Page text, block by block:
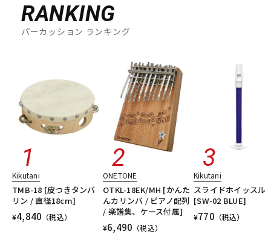
RANKING
パーカッション ランキング
Kikutani
TMB-18 [皮つきタンバ
リン / 直径18cm]
¥4,840 （税込）
ONETONE
OTKL-18EK/MH [かんた
んカリンバ / ピアノ配列
/ 楽譜集、ケース付属]
¥6,490 （税込）
Kikutani
スライドホイッスル
[SW-02 BLUE]
¥770 （税込）